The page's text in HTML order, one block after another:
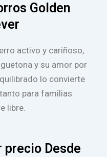
Golden
activo y cariñoso,
y su amor por
lo convierte
para familias
libre.
precio Desde